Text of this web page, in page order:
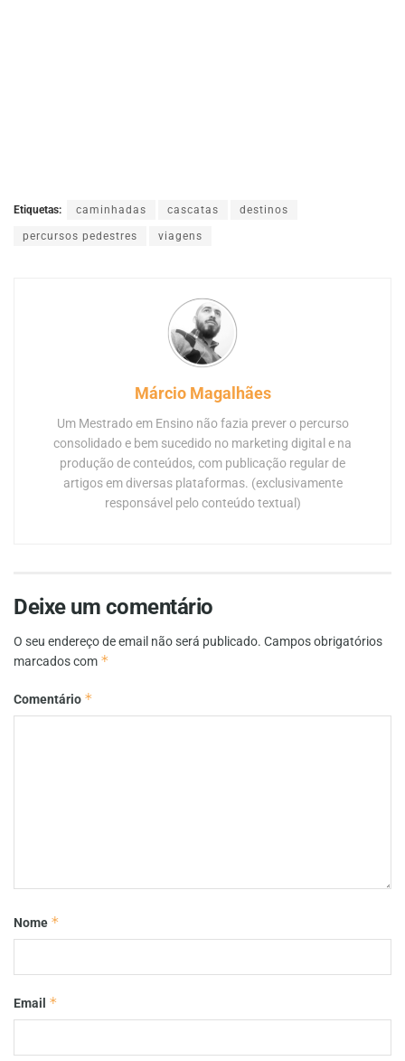
Etiquetas: caminhadas cascatas destinos
percursos pedestres viagens
Márcio Magalhães
Um Mestrado em Ensino não fazia prever o percurso
consolidado e bem sucedido no marketing digital e na
produção de conteúdos, com publicação regular de
artigos em diversas plataformas. (exclusivamente
responsável pelo conteúdo textual)
Deixe um comentário
O seu endereço de email não será publicado. Campos obrigatórios
marcados com *
Comentário *
Nome *
Email *